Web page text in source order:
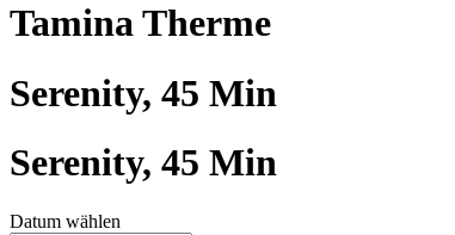
Tamina Therme
Serenity, 45 Min
Serenity, 45 Min
Datum wählen